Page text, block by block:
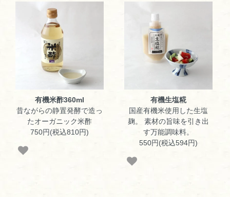
有機米酢360ml
昔ながらの静置発酵で造っ
たオーガニック米酢
750円(税込810円)
有機生塩糀
国産有機米使用した生塩
麹。 素材の旨味を引き出
す万能調味料。
550円(税込594円)